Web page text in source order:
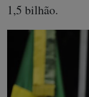
1,5 bilhão.